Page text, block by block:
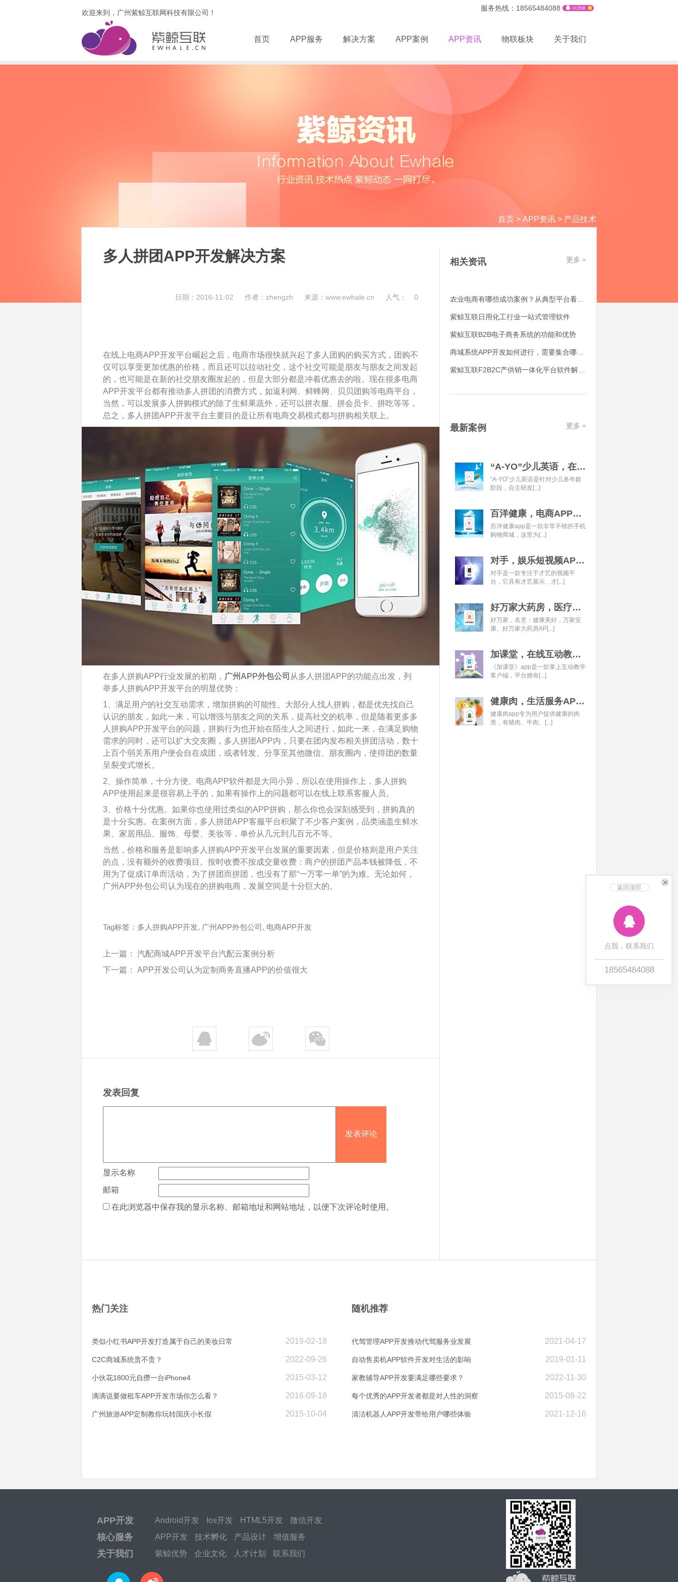
欢迎来到，广州紫鲸互联网科技有限公司！
服务热线：18565484088
首页 APP服务 解决方案 APP案例 APP资讯 物联板块 关于我们
返回顶部
点我，联系我们
18565484088
首页 > APP资讯 > 产品技术
多人拼团APP开发解决方案
日期：2016-11-02 作者：zhengzh 来源：www.ewhale.cn 人气： 0
在线上电商APP开发平台崛起之后，电商市场很快就兴起了多人团购的购买方式，团购不
仅可以享受更加优惠的价格，而且还可以拉动社交，这个社交可能是朋友与朋友之间发起
的，也可能是在新的社交朋友圈发起的，但是大部分都是冲着优惠去的啦。现在很多电商
APP开发平台都有推动多人拼团的消费方式，如返利网、鲜蜂网、贝贝团购等电商平台，
当然，可以发展多人拼购模式的除了生鲜果蔬外，还可以拼衣服、拼会员卡、拼吃等等，
总之，多人拼团APP开发平台主要目的是让所有电商交易模式都与拼购相关联上。
在多人拼购APP行业发展的初期， 广州APP外包公司 从多人拼团APP的功能点出发，列
举多人拼购APP开发平台的明显优势：
1、满足用户的社交互动需求，增加拼购的可能性。大部分人找人拼购，都是优先找自己
认识的朋友，如此一来，可以增强与朋友之间的关系，提高社交的机率，但是随着更多多
人拼购APP开发平台的问题，拼购行为也开始在陌生人之间进行，如此一来，在满足购物
需求的同时，还可以扩大交友圈，多人拼团APP内，只要在团内发布相关拼团活动，数十
上百个弱关系用户便会自在成团，或者转发、分享至其他微信、朋友圈内，使得团的数量
呈裂变式增长。
2、操作简单，十分方便。电商APP软件都是大同小异，所以在使用操作上，多人拼购
APP使用起来是很容易上手的，如果有操作上的问题都可以在线上联系客服人员。
3、价格十分优惠。如果你也使用过类似的APP拼购，那么你也会深刻感受到，拼购真的
是十分实惠。在案例方面，多人拼团APP客服平台积聚了不少客户案例，品类涵盖生鲜水
果、家居用品、服饰、母婴、美妆等，单价从几元到几百元不等。
当然，价格和服务是影响多人拼购APP开发平台发展的重要因素，但是价格则是用户关注
的点，没有额外的收费项目。按时收费不按成交量收费：商户的拼团产品本钱被降低，不
用为了促成订单而活动，为了拼团而拼团，也没有了那“一万零一单”的为难。无论如何，
广州APP外包公司认为现在的拼购电商，发展空间是十分巨大的。
Tag标签： 多人拼购APP开发, 广州APP外包公司 , 电商APP开发
上一篇： 汽配商城APP开发平台汽配云案例分析
下一篇： APP开发公司认为定制商务直播APP的价值很大
发表回复
显示名称
邮箱
在此浏览器中保存我的显示名称、邮箱地址和网站地址，以便下次评论时使用。
相关资讯 更多 »
紫鲸互联日用化工行业一站式管理软件
紫鲸互联B2B电子商务系统的功能和优势
最新案例 更多 »
“A-YO”少儿英语，在线语言学习平台开发经典案例
“A-YO”少儿英语是针对少儿各年龄
阶段，自主研发[...]
百洋健康，电商APP开发经典案例
百洋健康app是一款非常不错的手机
购物商城，这里为[...]
对手，娱乐短视频APP开发经典案例
对手是一款专注于才艺的视频平
台，它具有才艺展示、才[...]
好万家大药房，医疗健康APP开发经典案例
好万家，名意：健康美好，万家安
康。好万家大药房AP[...]
加课堂，在线互动教育APP经典案例
《加课堂》app是一款掌上互动教学
客户端，平台拥有[...]
健康肉，生活服务APP开发经典案例
健康肉app专为用户提供健康的肉
类，有猪肉、牛肉、[...]
热门关注
2019-02-18
类似小红书APP开发打造属于自己的美妆日常
2022-09-26
C2C商城系统贵不贵？
2015-03-12
小伙花1800元自攒一台iPhone4
2016-09-18
滴滴说要做租车APP开发市场你怎么看？
2015-10-04
广州旅游APP定制教你玩转国庆小长假
随机推荐
2021-04-17
代驾管理APP开发推动代驾服务业发展
2019-01-11
自动售卖机APP软件开发对生活的影响
2022-11-30
家教辅导APP开发要满足哪些要求？
2015-08-22
每个优秀的APP开发者都是对人性的洞察
2021-12-16
清洁机器人APP开发带给用户哪些体验
APP开发 Android开发 Ios开发 HTML5开发 微信开发
核心服务 APP开发 技术孵化 产品设计 增值服务
关于我们 紫鲸优势 企业文化 人才计划 联系我们